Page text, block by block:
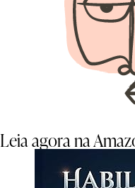
Leia agora na